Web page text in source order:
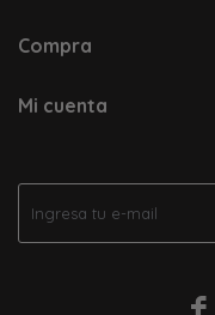

Compra
Mi cuenta